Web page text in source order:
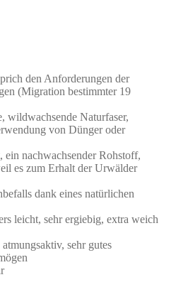
den Anforderungen der
(Migration bestimmter 19
wildwachsende Naturfaser,
von Dünger oder
ein nachwachsender Rohstoff,
es zum Erhalt der Urwälder
dank eines natürlichen
leicht, sehr ergiebig, extra weich
sehr gutes